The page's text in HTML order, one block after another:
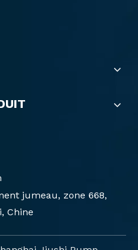
jumeau, zone 668,
Chine